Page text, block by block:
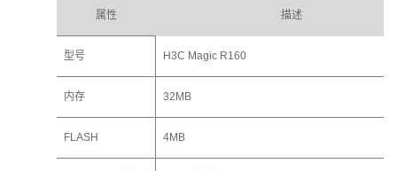
属性 描述
型号 H3C Magic R160
内存 32MB
FLASH 4MB